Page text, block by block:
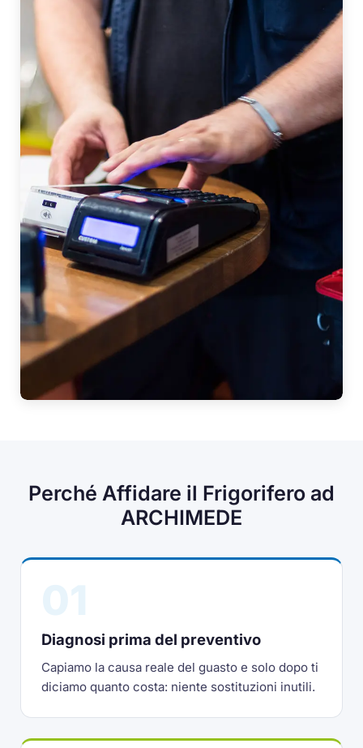
Perché Affidare il Frigorifero ad
ARCHIMEDE
Diagnosi prima del preventivo
Capiamo la causa reale del guasto e solo dopo ti
diciamo quanto costa: niente sostituzioni inutili.